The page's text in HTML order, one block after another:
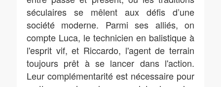
séculaires se mêlent aux défis d’une
société moderne. Parmi ses alliés, on
compte Luca, le technicien en balistique à
l'esprit vif, et Riccardo, l'agent de terrain
toujours prêt à se lancer dans l'action.
Leur complémentarité est nécessaire pour